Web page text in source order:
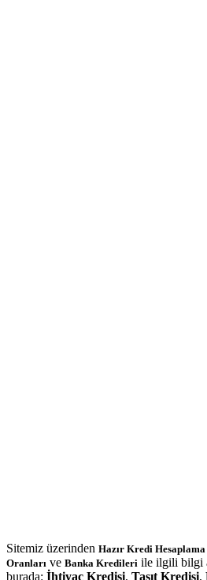
Sitemiz üzerinden Hazır Kredi Hesaplama
Oranları ve Banka Kredileri ile ilgili bilgi
burada: İhtiyaç Kredisi, Taşıt Kredisi,